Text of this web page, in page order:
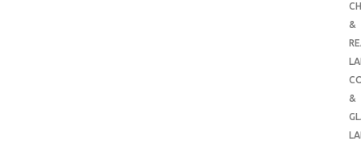
&
&